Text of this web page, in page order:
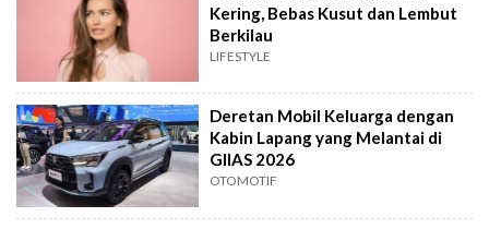
Kering, Bebas Kusut dan Lembut
Berkilau
LIFESTYLE
Deretan Mobil Keluarga dengan
Kabin Lapang yang Melantai di
GIIAS 2026
OTOMOTIF